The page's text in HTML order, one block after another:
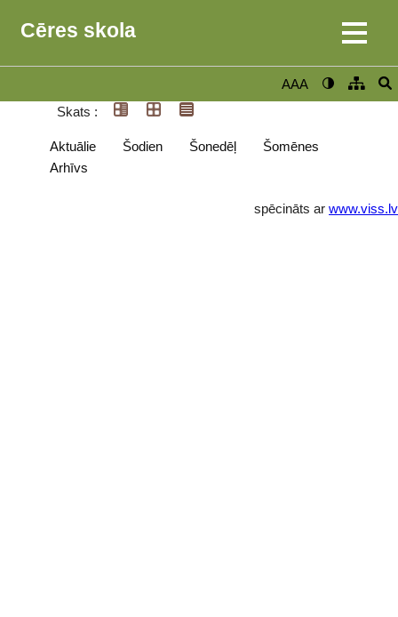
Cēres skola
AAA
Skats :
Aktuālie Šodien Šonedēļ
Šomēnes
Arhīvs
spēcināts ar www.viss.lv